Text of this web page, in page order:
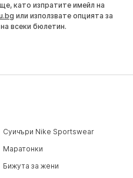
като изпратите имейл на
или използвате опцията за
всеки бюлетин.
Суичъри Nike Sportswear
Маратонки
Бижута за жени